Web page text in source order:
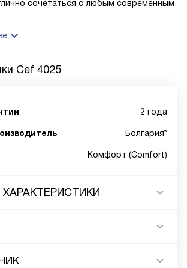
сочетаться с любым современным
Cef 4025
2 года
Болгария*
Комфорт (Comfort)